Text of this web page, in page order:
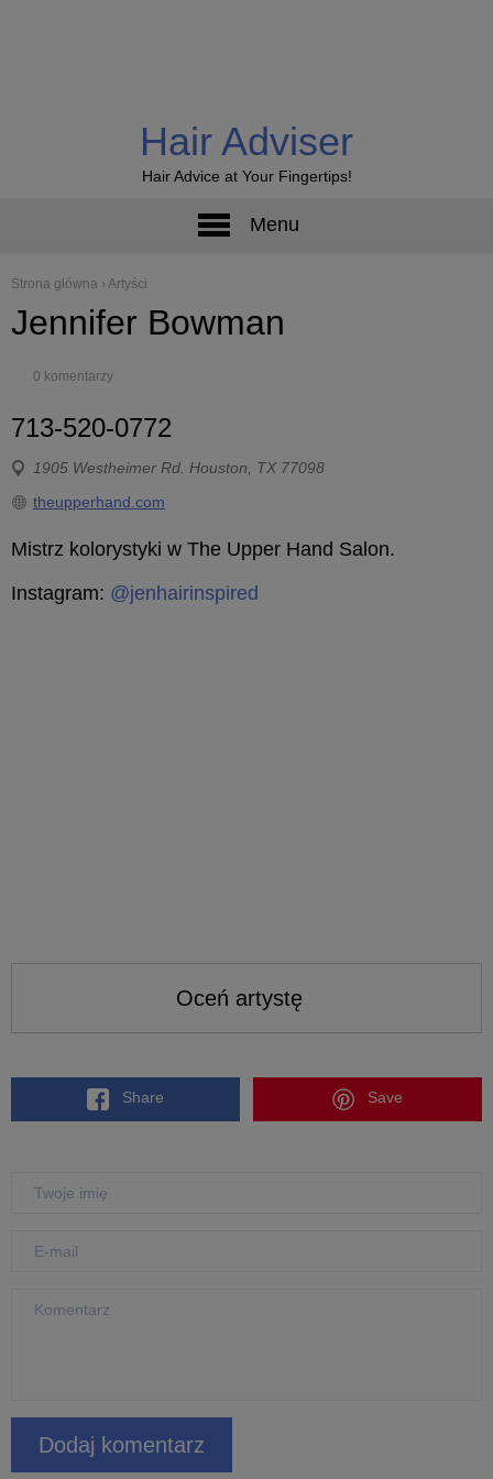
Hair Adviser
Hair Advice at Your Fingertips!
Menu
Strona główna › Artyści
Jennifer Bowman
0 komentarzy
713-520-0772
1905 Westheimer Rd. Houston, TX 77098
theupperhand.com
Mistrz kolorystyki w The Upper Hand Salon.
Instagram: @jenhairinspired
Oceń artystę
Share Save